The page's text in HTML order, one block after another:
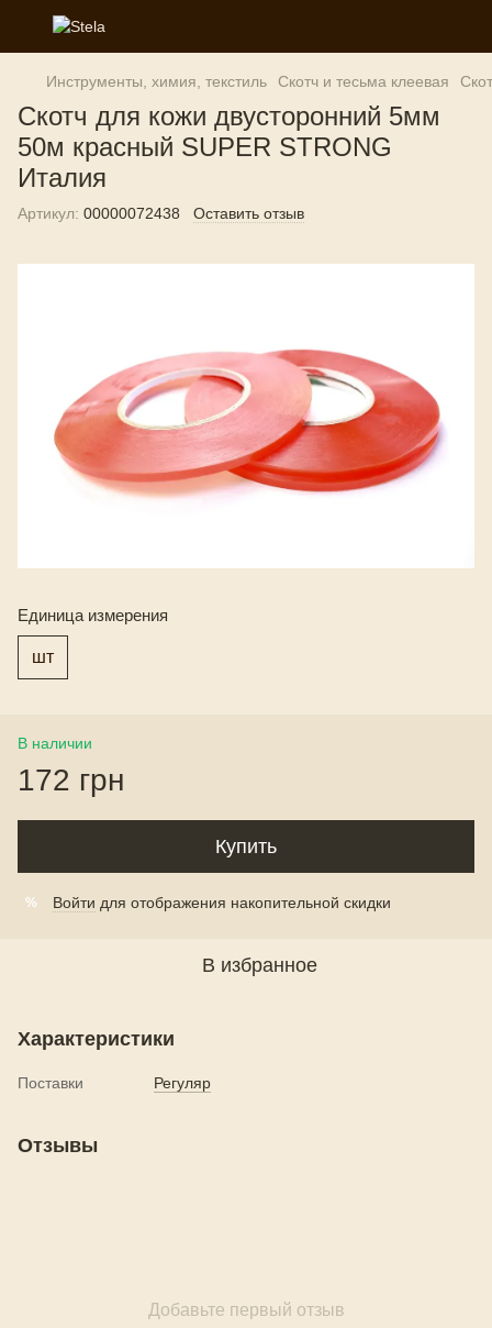
Инструменты, химия, текстиль Скотч и тесьма клеевая
Скотч для кожи двусторонний 5мм
50м красный SUPER STRONG
Италия
Артикул: 00000072438 Оставить отзыв
Единица измерения
шт
В наличии
172 грн
Купить
% Войти для отображения накопительной скидки
В избранное
Характеристики
Поставки Регуляр
Отзывы
Добавьте первый отзыв